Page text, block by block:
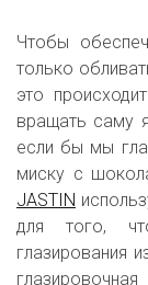
Чтобы
только
это
вращать саму
если бы мы
миску с
JASTIN
для того,
глазирования